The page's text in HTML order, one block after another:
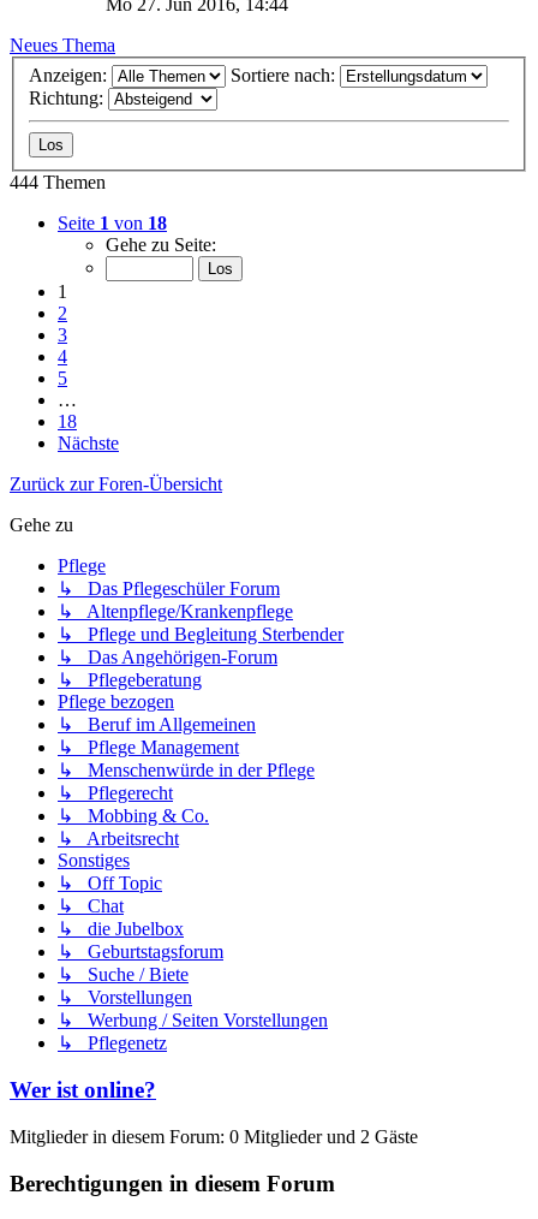
Neues Thema
Anzeigen:
Sortiere nach:
Richtung:
444 Themen
Seite 1 von 18
Gehe zu Seite:
1
2
3
4
5
…
18
Nächste
Zurück zur Foren-Übersicht
Gehe zu
Pflege
↳ Das Pflegeschüler Forum
↳ Altenpflege/Krankenpflege
↳ Pflege und Begleitung Sterbender
↳ Das Angehörigen-Forum
↳ Pflegeberatung
Pflege bezogen
↳ Beruf im Allgemeinen
↳ Pflege Management
↳ Menschenwürde in der Pflege
↳ Pflegerecht
↳ Mobbing & Co.
↳ Arbeitsrecht
Sonstiges
↳ Off Topic
↳ Chat
↳ die Jubelbox
↳ Geburtstagsforum
↳ Suche / Biete
↳ Vorstellungen
↳ Werbung / Seiten Vorstellungen
↳ Pflegenetz
Wer ist online?
Mitglieder in diesem Forum: 0 Mitglieder und 2 Gäste
Berechtigungen in diesem Forum